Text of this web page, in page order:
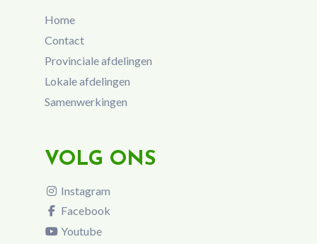
Home
Contact
Provinciale afdelingen
Lokale afdelingen
Samenwerkingen
VOLG ONS
Instagram
Facebook
Youtube